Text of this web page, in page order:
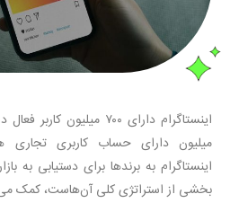
میلیون دارای حساب کاربری تجاری
اینستاگرام به برندها برای دستیابی به
بخشی از استراتژی کلی آن‌هاست، کمک